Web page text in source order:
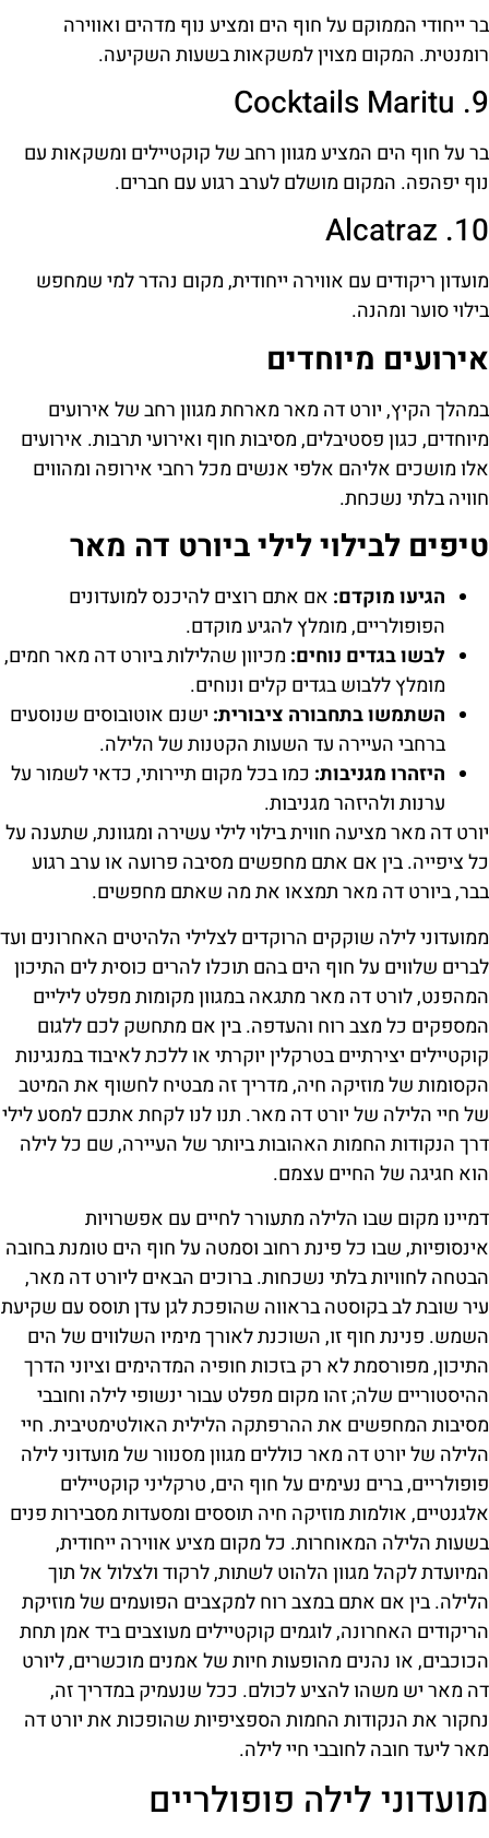
בר ייחודי הממוקם על חוף הים ומציע נוף מדהים ואווירה
רומנטית. המקום מצוין למשקאות בשעות השקיעה.
9. Cocktails Maritu
בר על חוף הים המציע מגוון רחב של קוקטיילים ומשקאות עם
נוף יפהפה. המקום מושלם לערב רגוע עם חברים.
10. Alcatraz
מועדון ריקודים עם אווירה ייחודית, מקום נהדר למי שמחפש
בילוי סוער ומהנה.
אירועים מיוחדים
במהלך הקיץ, יורט דה מאר מארחת מגוון רחב של אירועים
מיוחדים, כגון פסטיבלים, מסיבות חוף ואירועי תרבות. אירועים
אלו מושכים אליהם אלפי אנשים מכל רחבי אירופה ומהווים
חוויה בלתי נשכחת.
טיפים לבילוי לילי ביורט דה מאר
הגיעו מוקדם: אם אתם רוצים להיכנס למועדונים
הפופולריים, מומלץ להגיע מוקדם.
לבשו בגדים נוחים: מכיוון שהלילות ביורט דה מאר חמים,
מומלץ ללבוש בגדים קלים ונוחים.
השתמשו בתחבורה ציבורית: ישנם אוטובוסים שנוסעים
ברחבי העיירה עד השעות הקטנות של הלילה.
היזהרו מגניבות: כמו בכל מקום תיירותי, כדאי לשמור על
ערנות ולהיזהר מגניבות.
יורט דה מאר מציעה חווית בילוי לילי עשירה ומגוונת, שתענה על
כל ציפייה. בין אם אתם מחפשים מסיבה פרועה או ערב רגוע
בבר, ביורט דה מאר תמצאו את מה שאתם מחפשים.
ממועדוני לילה שוקקים הרוקדים לצלילי הלהיטים האחרונים ועד
לברים שלווים על חוף הים בהם תוכלו להרים כוסית לים התיכון
המהפנט, לורט דה מאר מתגאה במגוון מקומות מפלט ליליים
המספקים כל מצב רוח והעדפה. בין אם מתחשק לכם ללגום
קוקטיילים יצירתיים בטרקלין יוקרתי או ללכת לאיבוד במנגינות
הקסומות של מוזיקה חיה, מדריך זה מבטיח לחשוף את המיטב
של חיי הלילה של יורט דה מאר. תנו לנו לקחת אתכם למסע לילי
דרך הנקודות החמות האהובות ביותר של העיירה, שם כל לילה
הוא חגיגה של החיים עצמם.
דמיינו מקום שבו הלילה מתעורר לחיים עם אפשרויות
אינסופיות, שבו כל פינת רחוב וסמטה על חוף הים טומנת בחובה
הבטחה לחוויות בלתי נשכחות. ברוכים הבאים ליורט דה מאר,
עיר שובת לב בקוסטה בראווה שהופכת לגן עדן תוסס עם שקיעת
השמש. פנינת חוף זו, השוכנת לאורך מימיו השלווים של הים
התיכון, מפורסמת לא רק בזכות חופיה המדהימים וציוני הדרך
ההיסטוריים שלה; זהו מקום מפלט עבור ינשופי לילה וחובבי
מסיבות המחפשים את ההרפתקה הלילית האולטימטיבית. חיי
הלילה של יורט דה מאר כוללים מגוון מסנוור של מועדוני לילה
פופולריים, ברים נעימים על חוף הים, טרקליני קוקטיילים
אלגנטיים, אולמות מוזיקה חיה תוססים ומסעדות מסבירות פנים
בשעות הלילה המאוחרות. כל מקום מציע אווירה ייחודית,
המיועדת לקהל מגוון הלהוט לשתות, לרקוד ולצלול אל תוך
הלילה. בין אם אתם במצב רוח למקצבים הפועמים של מוזיקת
הריקודים האחרונה, לוגמים קוקטיילים מעוצבים ביד אמן תחת
הכוכבים, או נהנים מהופעות חיות של אמנים מוכשרים, ליורט
דה מאר יש משהו להציע לכולם. ככל שנעמיק במדריך זה,
נחקור את הנקודות החמות הספציפיות שהופכות את יורט דה
מאר ליעד חובה לחובבי חיי לילה.
מועדוני לילה פופולריים